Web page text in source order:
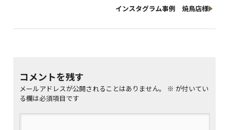
インスタグラム事例 焼鳥店様
コメントを残す
メールアドレスが公開されることはありません。 ※ が付いてい
る欄は必須項目です